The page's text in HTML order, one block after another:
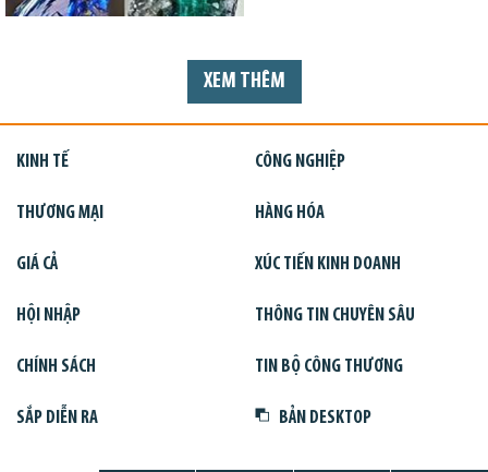
XEM THÊM
KINH TẾ CÔNG NGHIỆP
THƯƠNG MẠI HÀNG HÓA
GIÁ CẢ XÚC TIẾN KINH DOANH
HỘI NHẬP THÔNG TIN CHUYÊN SÂU
CHÍNH SÁCH TIN BỘ CÔNG THƯƠNG
SẮP DIỄN RA BẢN DESKTOP